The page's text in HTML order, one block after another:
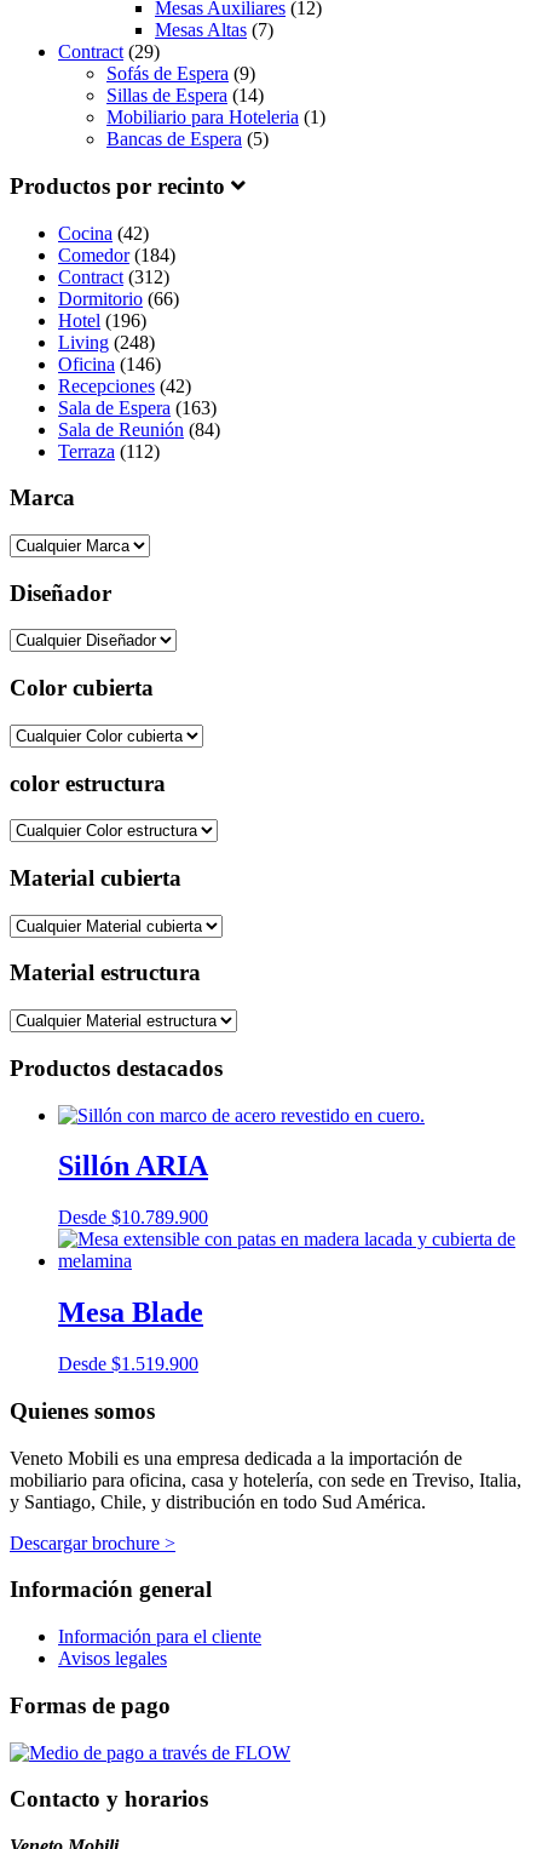
Mesas Auxiliares (12)
Mesas Altas (7)
Contract (29)
Sofás de Espera (9)
Sillas de Espera (14)
Mobiliario para Hoteleria (1)
Bancas de Espera (5)
Productos por recinto
Cocina (42)
Comedor(184)
Contract (312)
Dormitorio (66)
Hotel (196)
Living (248)
Oficina (146)
Recepciones (42)
Sala de Espera (163)
Sala de Reunión (84)
Terraza (112)
Marca
Diseñador
Color cubierta
color estructura
Material cubierta
Material estructura
Productos destacados
Sillón ARIA
Desde $10.789.900
Mesa Blade
Desde $1.519.900
Quienes somos
Veneto Mobili es una empresa dedicada a la importación de
mobiliario para oficina, casa y hotelería, con sede en Treviso, Italia,
y Santiago, Chile, y distribución en todo Sud América.
Descargar brochure >
Información general
Información para el cliente
Avisos legales
Formas de pago
Contacto y horarios